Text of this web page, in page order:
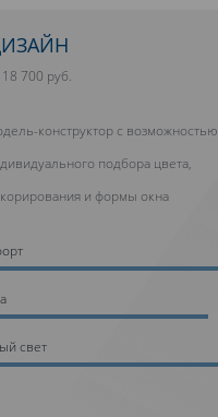
700 руб.
конструктор с возможностью
подбора цвета,
и формы окна
свет